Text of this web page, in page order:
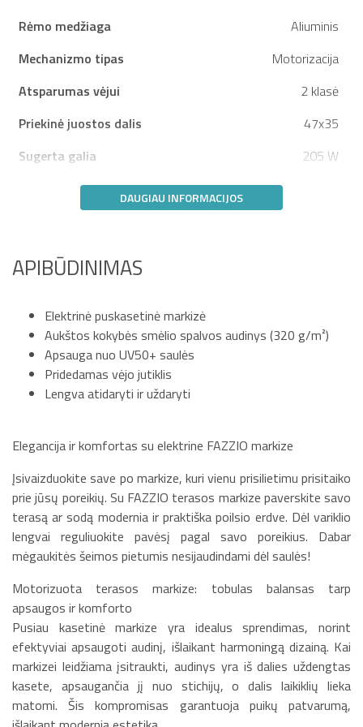
Rėmo medžiaga
Aliuminis
Mechanizmo tipas
Motorizacija
Atsparumas vėjui
2 klasė
Priekinė juostos dalis
47x35
Sugerta galia
205 W
DAUGIAU INFORMACIJOS
APIBŪDINIMAS
Elektrinė puskasetinė markizė
Aukštos kokybės smėlio spalvos audinys (320 g/m²)
Apsauga nuo UV50+ saulės
Pridedamas vėjo jutiklis
Lengva atidaryti ir uždaryti
Elegancija ir komfortas su elektrine FAZZIO markize
Įsivaizduokite save po markize, kuri vienu prisilietimu prisitaiko
prie jūsų poreikių. Su FAZZIO terasos markize paverskite savo
terasą ar sodą modernia ir praktiška poilsio erdve. Dėl variklio
lengvai reguliuokite pavėsį pagal savo poreikius. Dabar
mėgaukitės šeimos pietumis nesijaudindami dėl saulės!
Motorizuota terasos markize: tobulas balansas tarp
apsaugos ir komforto
Pusiau kasetinė markize yra idealus sprendimas, norint
efektyviai apsaugoti audinį, išlaikant harmoningą dizainą. Kai
markizei leidžiama įsitraukti, audinys yra iš dalies uždengtas
kasete, apsaugančia jį nuo stichijų, o dalis laikiklių lieka
matomi. Šis kompromisas garantuoja puikų patvarumą,